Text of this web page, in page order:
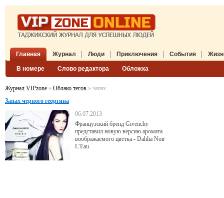
Главная Журнал
В номере Слово редактора Обложка
Люди Приключения События
Журнал VIPzone » Облако тегов » запах
Запах черного георгина
06.07.2013
Французский бренд Givenchy
представил новую версию аромата
воображаемого цветка - Dahlia Noir
L’Eau.